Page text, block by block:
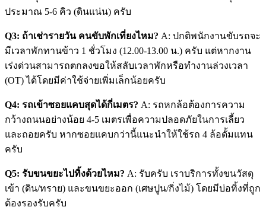
ประมาณ 5-6 คิว (ดินแน่น) ครับ
Q3: ถ้าเช่ารายวัน คนขับพักเที่ยงไหม? A: ปกติพนักงานขับรถจะ
มีเวลาพักทานข้าว 1 ชั่วโมง (12.00-13.00 น.) ครับ แต่หากงาน
เร่งด่วนสามารถตกลงขอให้สลับเวลาพักหรือทำงานล่วงเวลา
(OT) ได้โดยมีค่าใช้จ่ายเพิ่มเล็กน้อยครับ
Q4: รถเข้าซอยแคบสุดได้กี่เมตร? A: รถหกล้อต้องการความ
กว้างถนนอย่างน้อย 4-5 เมตรเพื่อความปลอดภัยในการเลี้ยว
และถอยครับ หากซอยแคบกว่านี้แนะนำให้ใช้รถ 4 ล้อดั้มแทน
ครับ
Q5: รับขนขยะไปทิ้งด้วยไหม? A: รับครับ เราบริการทั้งขนวัสดุ
เข้า (ดิน/ทราย) และขนขยะออก (เศษปูน/กิ่งไม้) โดยมีบ่อทิ้งที่ถูก
ต้องรองรับครับ